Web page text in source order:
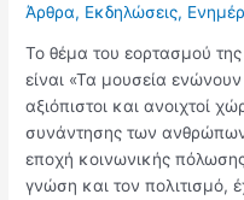
Άρθρα, Εκδηλώσεις,
Το θέμα του εορτασμού
είναι «Τα μουσεία
αξιόπιστοι και ανοιχτοί
συνάντησης των
εποχή κοινωνικής
γνώση και τον πολιτισμό,